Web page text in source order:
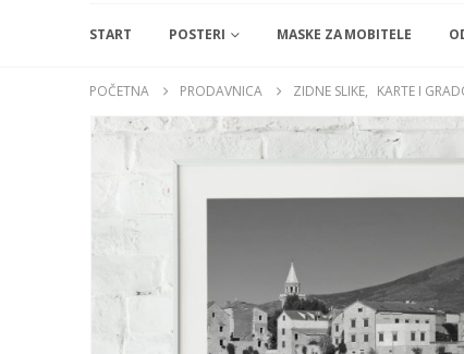
START POSTERI MASKE ZA MOBITELE
POČETNA PRODAVNICA ZIDNE SLIKE, KARTE I